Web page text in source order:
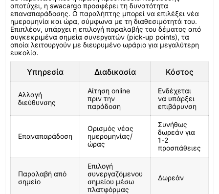
αποτύχει, η swacargo προσφέρει τη δυνατότητα
επαναπαράδοσης. Ο παραλήπτης μπορεί να επιλέξει νέα
ημερομηνία και ώρα, σύμφωνα με τη διαθεσιμότητά του.
Επιπλέον, υπάρχει η επιλογή παραλαβής του δέματος από
συγκεκριμένα σημεία συνεργατών (pick-up points), τα
οποία λειτουργούν με διευρυμένο ωράριο για μεγαλύτερη
ευκολία.
Υπηρεσία Διαδικασία Κόστος
Αλλαγή
διεύθυνσης
Αίτηση online
πριν την
παράδοση
Ενδέχεται
να υπάρξει
επιβάρυνση
Επαναπαράδοση
Ορισμός νέας
ημερομηνίας/
ώρας
Συνήθως
δωρεάν για
1-2
προσπάθειες
Παραλαβή από
σημείο
Επιλογή
συνεργαζόμενου
σημείου μέσω
πλατφόρμας
Δωρεάν